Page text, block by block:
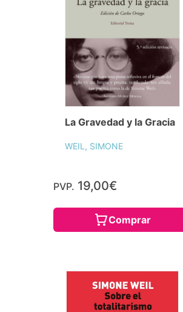
La Gravedad y la Gracia
WEIL, SIMONE
PVP. 19,00€
Comprar